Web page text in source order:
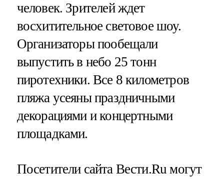
человек. Зрителей ждет
восхитительное световое шоу.
Организаторы пообещали
выпустить в небо 25 тонн
пиротехники. Все 8 километров
пляжа усеяны праздничными
декорациями и концертными
площадками.
Посетители сайта Вести.Ru могут